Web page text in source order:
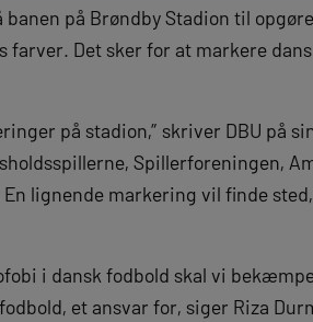
på Brøndby Stadion til
Det sker for at markere
på stadion,” skriver DBU på
Spillerforeningen,
En lignende markering vil finde
i dansk fodbold skal vi
et ansvar for, siger Riza